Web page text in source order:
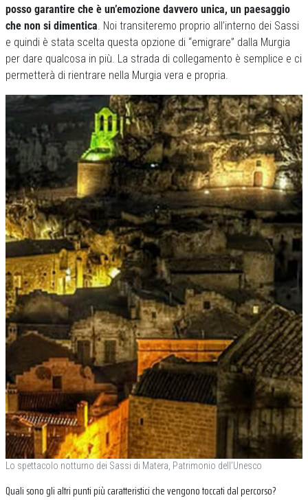
posso garantire che è un’emozione davvero unica, un paesaggio
che non si dimentica. Noi transiteremo proprio all’interno dei Sassi
e quindi è stata scelta questa opzione di “emigrare” dalla Murgia
per dare qualcosa in più. La strada di collegamento è semplice e ci
permetterà di rientrare nella Murgia vera e propria.
Lo spettacolo notturno dei Sassi di Matera, Patrimonio dell’Unesco
Quali sono gli altri punti più caratteristici che vengono toccati dal percorso?